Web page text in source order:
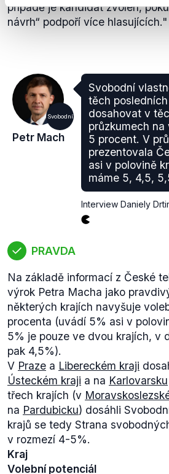
případě je kandidát zvolen,
návrh“ podpoří více hlasujících."
Svobodní
Petr Mach
Svobodní
těch
dosahovat v
průzkumech
5 procent. V
prezentovala
asi v polovině
máme 5, 4,5,
Interview Daniely
PRAVDA
Na základě informací z České
výrok Petra Macha jako
některých krajích navyšuje
procenta (uvádí 5% asi v
5% je pouze ve dvou krajích, v
pak 4,5%).
V Praze a Libereckém kraji
Ústeckém kraji a na Karlovarsku
třech krajích (v
na Pardubicku) dosáhli
krajů se tedy Strana
v rozmezí 4-5%.
Kraj
Volební potenciál